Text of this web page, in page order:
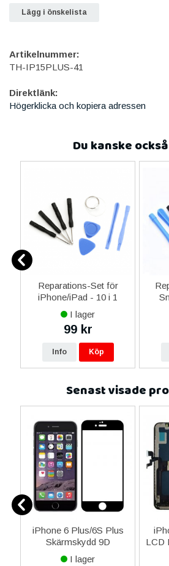
Lägg i önskelista
Artikelnummer:
TH-IP15PLUS-41
Direktlänk:
Högerklicka och kopiera adressen
Du kanske
Reparations-Set för
iPhone/iPad - 10 i 1
I lager
99 kr
Info Köp
Senast visade
iPhone 6 Plus/6S Plus
Skärmskydd 9D
Heltäckande - Svart
I lager
LCD